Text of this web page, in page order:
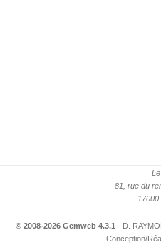
81, rue du
17000
© 2008-2026 Gemweb 4.3.1 - D.
Conception/